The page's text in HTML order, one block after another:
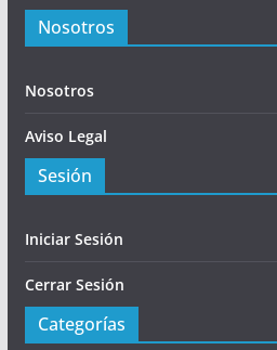
Nosotros
Nosotros
Aviso Legal
Sesión
Iniciar Sesión
Cerrar Sesión
Categorías